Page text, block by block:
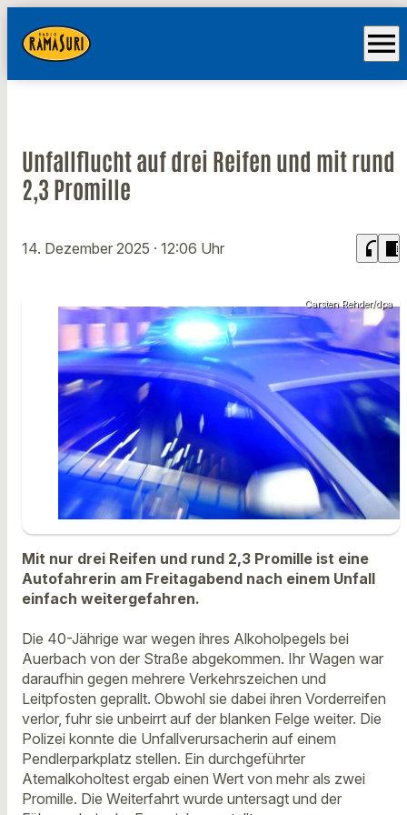
menu
Unfallflucht auf drei Reifen und mit rund
2,3 Promille
14. Dezember 2025 · 12:06 Uhr headphones chrome_reader_mode
Carsten Rehder/dpa
Mit nur drei Reifen und rund 2,3 Promille ist eine
Autofahrerin am Freitagabend nach einem Unfall
einfach weitergefahren.
Die 40-Jährige war wegen ihres Alkoholpegels bei
Auerbach von der Straße abgekommen. Ihr Wagen war
daraufhin gegen mehrere Verkehrszeichen und
Leitpfosten geprallt. Obwohl sie dabei ihren Vorderreifen
verlor, fuhr sie unbeirrt auf der blanken Felge weiter. Die
Polizei konnte die Unfallverursacherin auf einem
Pendlerparkplatz stellen. Ein durchgeführter
Atemalkoholtest ergab einen Wert von mehr als zwei
Promille. Die Weiterfahrt wurde untersagt und der